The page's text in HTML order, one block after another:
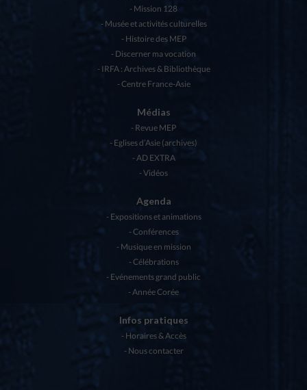
Mission 128
Musée et activités culturelles
Histoire des MEP
Discerner ma vocation
IRFA : Archives & Bibliothèque
Centre France-Asie
Médias
Revue MEP
Eglises d’Asie (archives)
AD EXTRA
Vidéos
Agenda
Expositions et animations
Conférences
Musique en mission
Célébrations
Evénements grand public
Année Corée
Infos pratiques
Horaires & Accès
Nous contacter